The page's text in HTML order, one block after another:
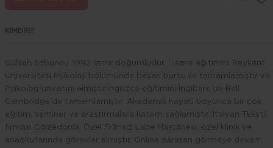
KİMDİR?
Gülşah Sabuncu ,1992 İzmir doğumludur. Lisans eğitimini Beykent
Üniversitesi Psikoloji bölümünde başarı bursu ile tamamlamıştır ve
Psikolog unvanını almıştır.İngilizce eğitimini İngiltere’de Bell
Cambridge’de tamamlamıştır. Akademik hayati boyunca bir çok
eğitim, seminer ve araştırmalara katılım sağlamıştır. İtalyan Tekstil
firması Calzedonia, Özel Fransız Lape Hastanesi, özel klinik ve
anaokullarında görevler almıştır. Online danışan görmeye devam